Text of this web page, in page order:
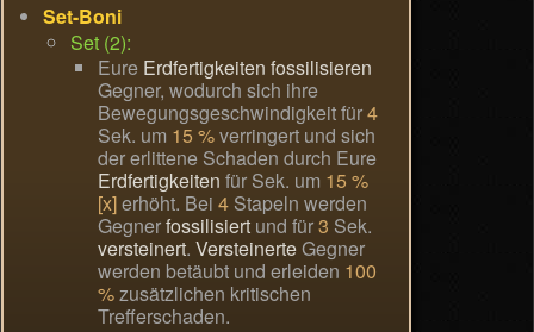
Set-Boni
Set (2):
Eure Erdfertigkeiten fossilisieren
Gegner, wodurch sich ihre
Bewegungsgeschwindigkeit für4
Sek. um 15 %verringert und sich
der erlittene Schaden durch Eure
Erdfertigkeiten für Sek. um 15 %
[x]erhöht. Bei 4Stapeln werden
Gegnerfossilisiertund für3 Sek.
versteinert. VersteinerteGegner
werden betäubt und erleiden 100
%zusätzlichen kritischen
Trefferschaden.